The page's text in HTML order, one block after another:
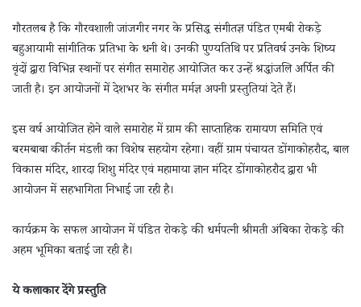
गौरतलब है कि गौरवशाली जांजगीर नगर के प्रसिद्ध संगीतज्ञ पंडित एमबी रोकड़े
बहुआयामी सांगीतिक प्रतिभा के धनी थे। उनकी पुण्यतिथि पर प्रतिवर्ष उनके शिष्य
वृंदों द्वारा विभिन्न स्थानों पर संगीत समारोह आयोजित कर उन्हें श्रद्धांजलि अर्पित की
जाती है। इन आयोजनों में देशभर के संगीत मर्मज्ञ अपनी प्रस्तुतियां देते हैं।
इस वर्ष आयोजित होने वाले समारोह में ग्राम की साप्ताहिक रामायण समिति एवं
बरमबाबा कीर्तन मंडली का विशेष सहयोग रहेगा। वहीं ग्राम पंचायत डोंगाकोहरौद, बाल
विकास मंदिर, शारदा शिशु मंदिर एवं महामाया ज्ञान मंदिर डोंगाकोहरौद द्वारा भी
आयोजन में सहभागिता निभाई जा रही है।
कार्यक्रम के सफल आयोजन में पंडित रोकड़े की धर्मपत्नी श्रीमती अंबिका रोकड़े की
अहम भूमिका बताई जा रही है।
ये कलाकार देंगे प्रस्तुति